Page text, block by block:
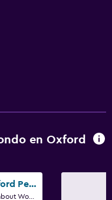
en Oxford
Travelodge Oxford Peartree